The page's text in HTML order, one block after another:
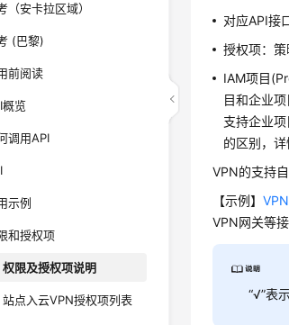
（安卡拉区域）
(巴黎)
前阅读
概览
调用API
示例
和授权项
权限及授权项说明
站点入云VPN授权项列表
对应API接
授权项：
IAM项目
目和企业
支持企业
的区别，
VPN的支持
【示例】
VPN网关等接
“√”表